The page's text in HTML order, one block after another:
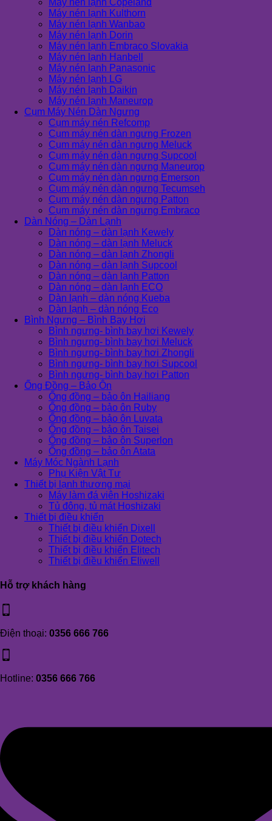
Máy nén lạnh Copeland
Máy nén lạnh Kulthorn
Máy nén lạnh Wanbao
Máy nén lạnh Dorin
Máy nén lạnh Embraco Slovakia
Máy nén lạnh Hanbell
Máy nén lạnh Panasonic
Máy nén lạnh LG
Máy nén lạnh Daikin
Máy nén lạnh Maneurop
Cụm Máy Nén Dàn Ngưng
Cụm máy nén Refcomp
Cụm máy nén dàn ngưng Frozen
Cụm máy nén dàn ngưng Meluck
Cụm máy nén dàn ngưng Supcool
Cụm máy nén dàn ngưng Maneurop
Cụm máy nén dàn ngưng Emerson
Cụm máy nén dàn ngưng Tecumseh
Cụm máy nén dàn ngưng Patton
Cụm máy nén dàn ngưng Embraco
Dàn Nóng – Dàn Lạnh
Dàn nóng – dàn lạnh Kewely
Dàn nóng – dàn lạnh Meluck
Dàn nóng – dàn lạnh Zhongli
Dàn nóng – dàn lạnh Supcool
Dàn nóng – dàn lạnh Patton
Dàn nóng – dàn lạnh ECO
Dàn lạnh – dàn nóng Kueba
Dàn lạnh – dàn nóng Eco
Bình Ngưng – Bình Bay Hơi
Bình ngưng- bình bay hơi Kewely
Bình ngưng- bình bay hơi Meluck
Bình ngưng- bình bay hơi Zhongli
Bình ngưng- bình bay hơi Supcool
Bình ngưng- bình bay hơi Patton
Ống Đồng – Bảo Ôn
Ống đồng – bảo ôn Hailiang
Ống đồng – bảo ôn Ruby
Ống đồng – bảo ôn Luvata
Ống đồng – bảo ôn Taisei
Ống đồng – bảo ôn Superlon
Ống đồng – bảo ôn Atata
Máy Móc Ngành Lạnh
Phụ Kiện Vật Tư
Thiết bị lạnh thương mại
Máy làm đá viên Hoshizaki
Tủ đông, tủ mát Hoshizaki
Thiết bị điều khiển
Thiết bị điều khiển Dixell
Thiết bị điều khiển Dotech
Thiết bị điều khiển Elitech
Thiết bị điều khiển Eliwell
Hỗ trợ khách hàng
Điện thoại: 0356 666 766
Hotline: 0356 666 766